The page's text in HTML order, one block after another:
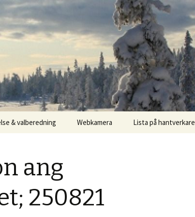
& valberedning Webkamera Lista på hantverkare
ang
250821